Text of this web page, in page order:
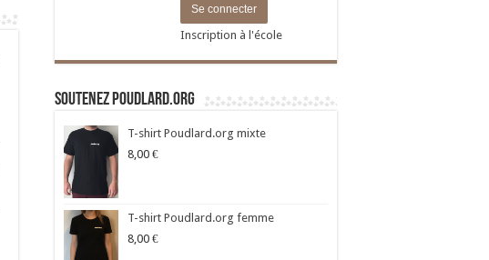
Inscription à l'école
Soutenez Poudlard.org
T-shirt Poudlard.org mixte
8,00 €
T-shirt Poudlard.org femme
8,00 €